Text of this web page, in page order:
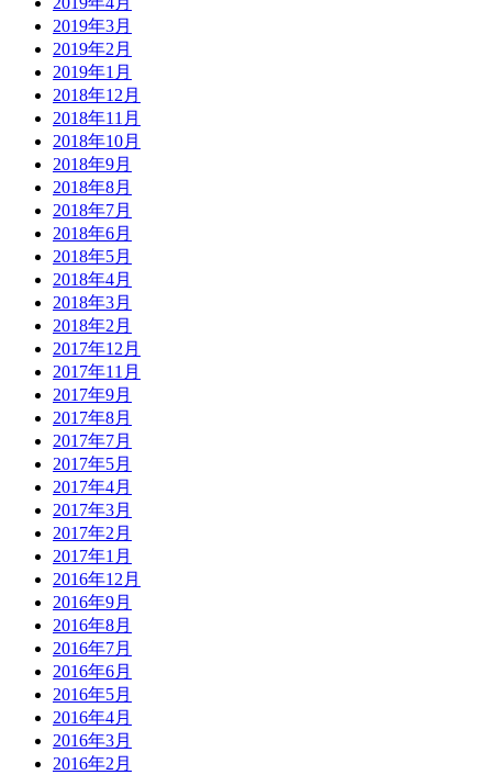
2019年3月
2019年2月
2019年1月
2018年12月
2018年11月
2018年10月
2018年9月
2018年8月
2018年7月
2018年6月
2018年5月
2018年4月
2018年3月
2018年2月
2017年12月
2017年11月
2017年9月
2017年8月
2017年7月
2017年5月
2017年4月
2017年3月
2017年2月
2017年1月
2016年12月
2016年9月
2016年8月
2016年7月
2016年6月
2016年5月
2016年4月
2016年3月
2016年2月